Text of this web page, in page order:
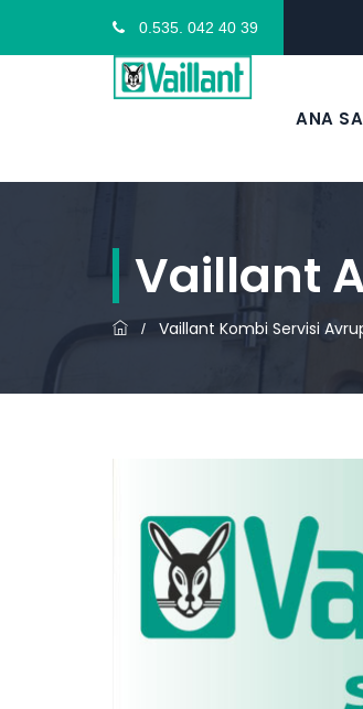
0.535. 042 40 39
ANA
Vaillant
/ Vaillant Kombi Servisi